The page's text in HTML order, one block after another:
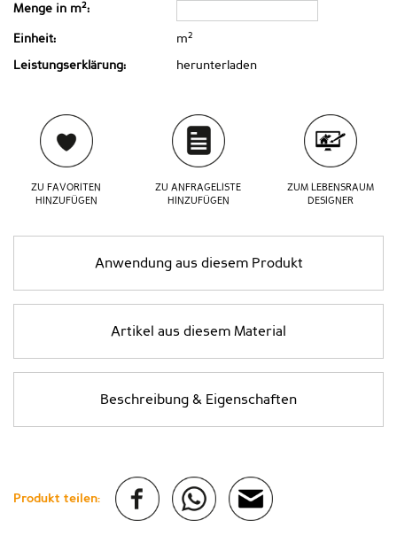
Menge in m2:
Einheit: m2
Leistungserklärung: herunterladen
ZU FAVORITEN
HINZUFÜGEN
ZU ANFRAGELISTE
HINZUFÜGEN
ZUM LEBENSRAUM
DESIGNER
Anwendung aus diesem Produkt
Artikel aus diesem Material
Beschreibung & Eigenschaften
Produkt teilen: